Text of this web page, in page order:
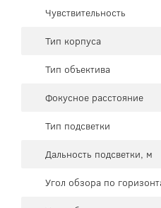
Чувствительность
Тип корпуса
Тип объектива
Фокусное расстояние
Тип подсветки
Дальность подсветки, м
Угол обзора по